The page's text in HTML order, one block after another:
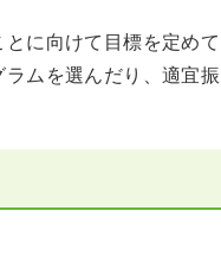
に向けて目標を定めて
ムを選んだり、適宜振